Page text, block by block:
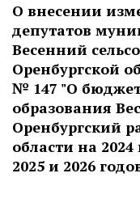
О внесении
депутатов
Весенний
Оренбургской
№ 147 "О
образования
Оренбургский
области на
2025 и 2026